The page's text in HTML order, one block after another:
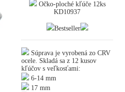
Očko-ploché kľúče 12ks
KD10937
Bestseller
Súprava je vyrobená zo CRV
ocele. Skladá sa z 12 kusov
kľúčov s veľkosťami:
6-14 mm
17 mm